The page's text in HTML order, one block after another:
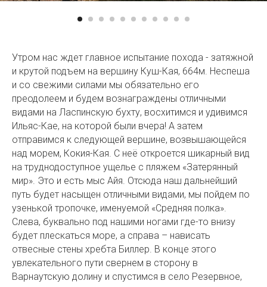
Утром нас ждет главное испытание похода - затяжной
и крутой подъем на вершину Куш-Кая, 664м. Неспеша
и со свежими силами мы обязательно его
преодолеем и будем вознаграждены отличными
видами на Ласпинскую бухту, восхитимся и удивимся
Ильяс-Кае, на которой были вчера! А затем
отправимся к следующей вершине, возвышающейся
над морем, Кокия-Кая. С неё откроется шикарный вид
на труднодоступное ущелье с пляжем «Затерянный
мир». Это и есть мыс Айя. Отсюда наш дальнейший
путь будет насыщен отличными видами, мы пойдем по
узенькой тропочке, именуемой «Средняя полка».
Слева, буквально под нашими ногами где-то внизу
будет плескаться море, а справа – нависать
отвесные стены хребта Биллер. В конце этого
увлекательного пути свернем в сторону в
Варнаутскую долину и спустимся в село Резервное,